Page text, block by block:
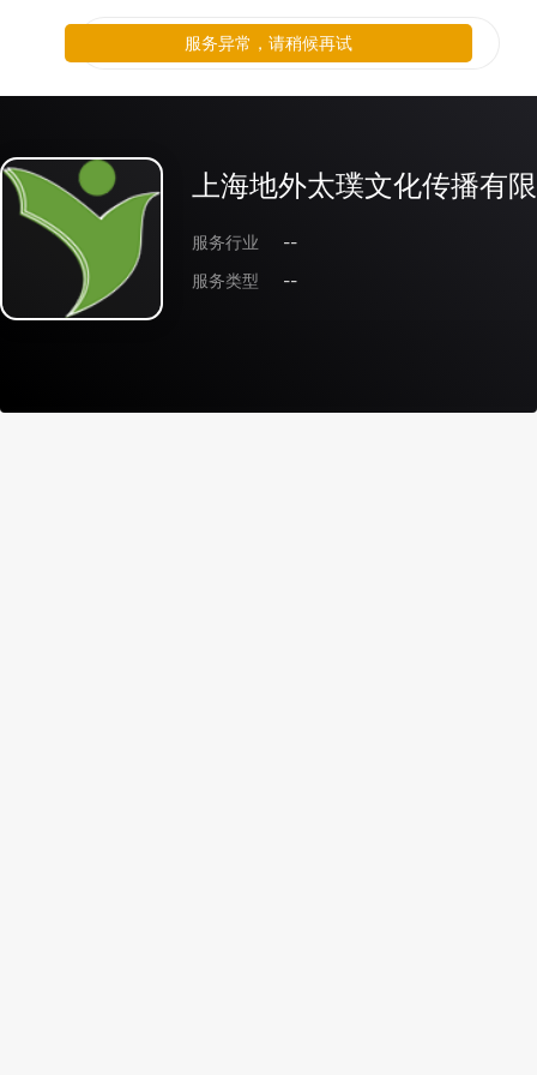
上海地外太璞文化传播有
服务行业
--
服务类型
--
服务异常，请稍候再试